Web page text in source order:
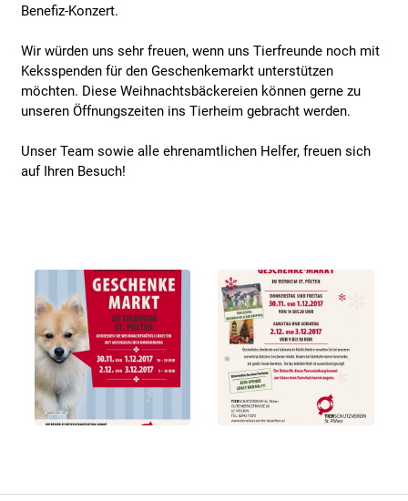
Benefiz-Konzert.
Wir würden uns sehr freuen, wenn uns Tierfreunde noch mit
Keksspenden für den Geschenkemarkt unterstützen
möchten. Diese Weihnachtsbäckereien können gerne zu
unseren Öffnungszeiten ins Tierheim gebracht werden.
Unser Team sowie alle ehrenamtlichen Helfer, freuen sich
auf Ihren Besuch!